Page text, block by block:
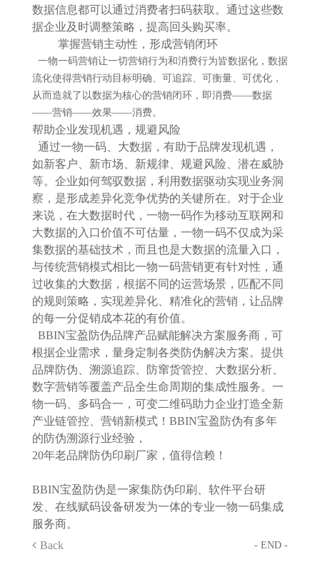
数据信息都可以通过消费者扫码获取。通过这些数
据企业及时调整策略，提高回头购买率。
掌握营销主动性，形成营销闭环
一物一码营销让一切营销行为和消费行为皆数据化，数据
流化使得营销行动目标明确、可追踪、可衡量、可优化，
从而造就了以数据为核心的营销闭环，即消费——数据
——营销——效果——消费。
帮助企业发现机遇，规避风险
通过一物一码、大数据，有助于品牌发现机遇，
如新客户、新市场、新规律、规避风险、潜在威胁
等。企业如何驾驭数据，利用数据驱动实现业务洞
察，是形成差异化竞争优势的关键所在。对于企业
来说，在大数据时代，一物一码作为移动互联网和
大数据的入口价值不可估量，一物一码不仅成为采
集数据的基础技术，而且也是大数据的流量入口，
与传统营销模式相比一物一码营销更有针对性，通
过收集的大数据，根据不同的运营场景，匹配不同
的规则策略，实现差异化、精准化的营销，让品牌
的每一分促销成本花的有价值。
BBIN宝盈防伪品牌产品赋能解决方案服务商，可
根据企业需求，量身定制各类防伪解决方案。提供
品牌防伪、溯源追踪、防窜货管控、大数据分析、
数字营销等覆盖产品全生命周期的集成性服务。一
物一码、多码合一，可变二维码助力企业打造全新
产业链管控、营销新模式！BBIN宝盈防伪有多年
的防伪溯源行业经验，
20年老品牌防伪印刷厂家，值得信赖！
BBIN宝盈防伪是一家集防伪印刷、软件平台研
发、在线赋码设备研发为一体的专业一物一码集成
服务商。
Back
- END -